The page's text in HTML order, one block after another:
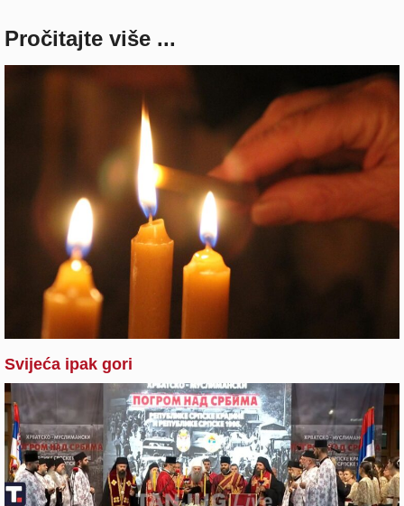
Pročitajte više ...
Svijeća ipak gori